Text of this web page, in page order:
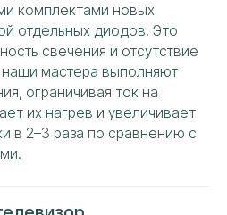
комплектами новых
отдельных диодов. Это
свечения и отсутствие
мастера выполняют
ограничивая ток на
их нагрев и увеличивает
в 2–3 раза по сравнению с